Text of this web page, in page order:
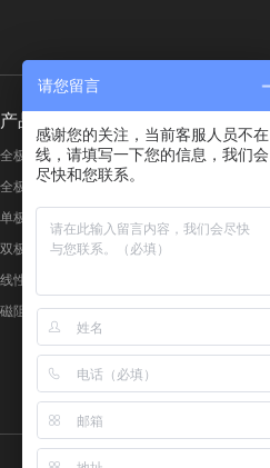
产品分类
全极微功耗霍尔开关
全极高电压霍尔开关
单极霍尔开关
双极锁存霍尔开关
线性霍尔开关
磁阻感应开关
美容个护
健身医疗
电动汽车
请您留言
感谢您的关注，当前客服人员不在
线，请填写一下您的信息，我们会
尽快和您联系。